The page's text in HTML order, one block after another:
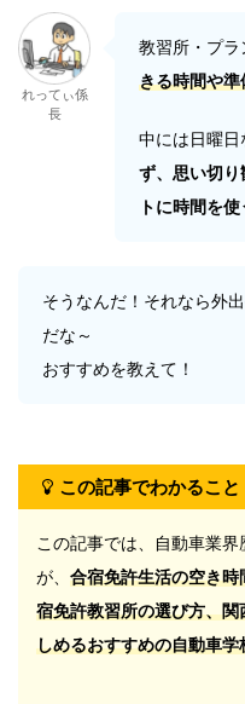
れってぃ係
長
教習所・プラ
きる時間や
中には日曜日
ず、思い切
トに時間を使
そうなんだ！それなら外
だな～
おすすめを教えて！
この記事でわかること
この記事では、自動車業
が、 合宿免許生活の空き
宿免許教習所の選び方、
しめるおすすめの自動車